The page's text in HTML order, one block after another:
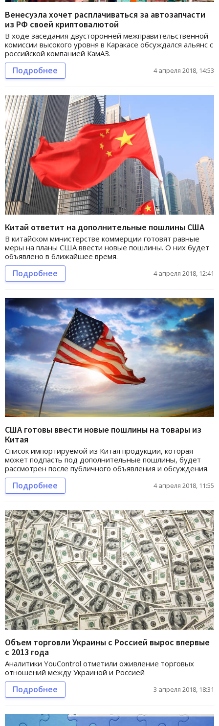
Венесуэла хочет расплачиваться за автозапчасти
из РФ своей криптовалютой
В ходе заседания двусторонней межправительственной
комиссии высокого уровня в Каракасе обсуждался альянс с
российской компанией КамАЗ.
Подробнее 4 апреля 2018, 14:53
Китай ответит на дополнительные пошлины США
В китайском министерстве коммерции готовят равные
меры на планы США ввести новые пошлины. О них будет
объявлено в ближайшее время.
Подробнее 4 апреля 2018, 12:41
США готовы ввести новые пошлины на товары из
Китая
Список импортируемой из Китая продукции, которая
может подпасть под дополнительные пошлины, будет
рассмотрен после публичного объявления и обсуждения.
Подробнее 4 апреля 2018, 11:55
Объем торговли Украины с Россией вырос впервые
с 2013 года
Аналитики YouControl отметили оживление торговых
отношений между Украиной и Россией
Подробнее 3 апреля 2018, 18:31